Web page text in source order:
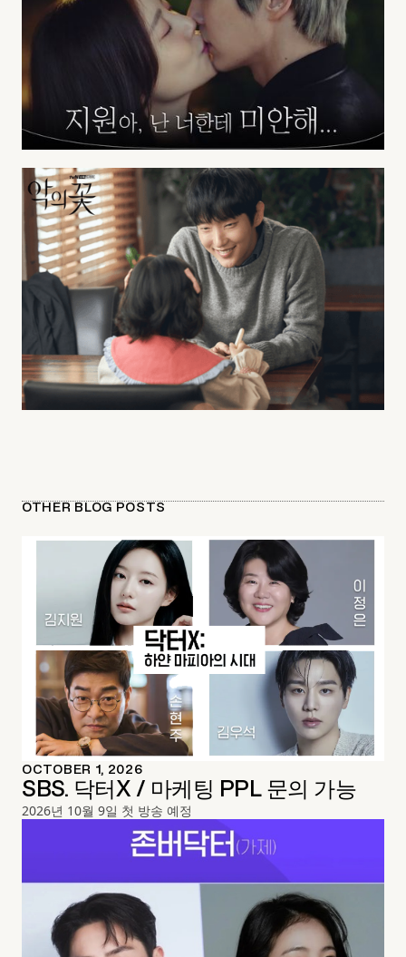
OTHER BLOG POSTS
OCTOBER 1, 2026
SBS. 닥터X / 마케팅 PPL 문의 가능
2026년 10월 9일 첫 방송 예정